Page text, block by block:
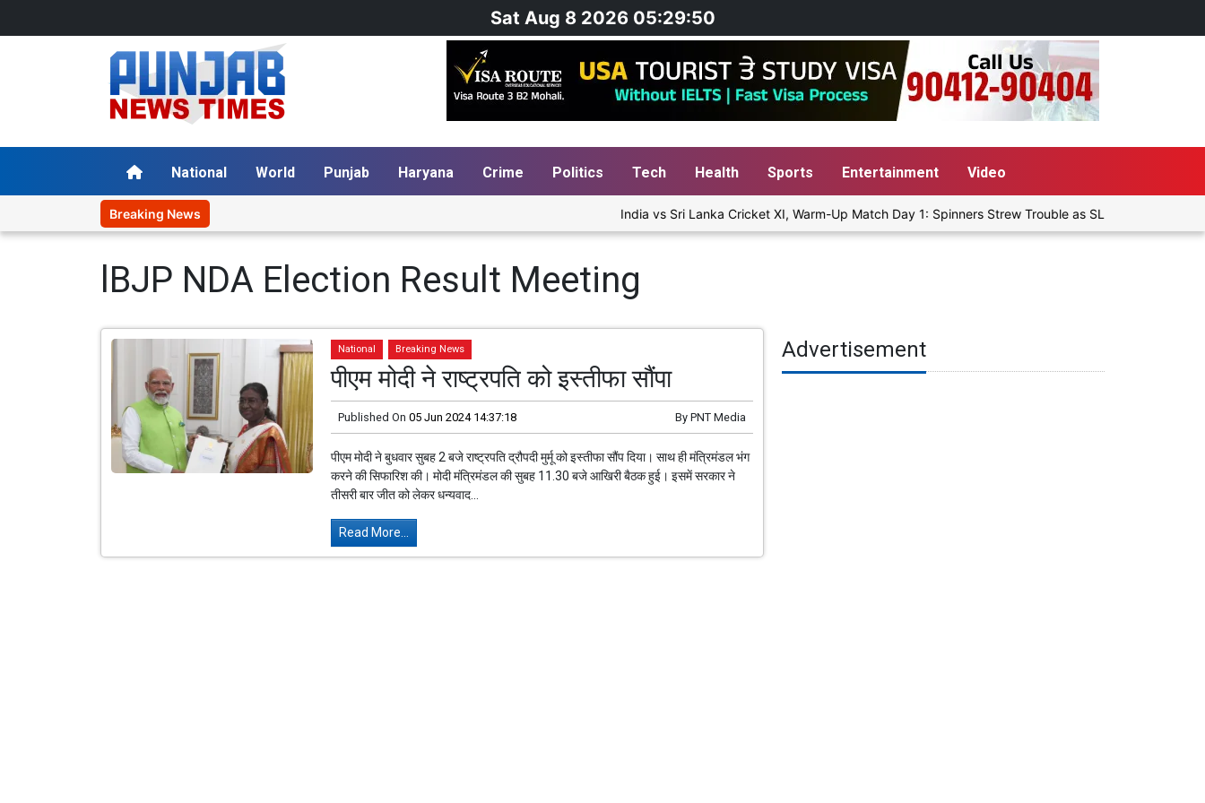
Sat Aug 8 2026 05:29:51
National World Punjab Haryana Crime Politics Tech Health Sports Entertainment Video
Breaking News India vs Sri Lanka Cricket XI, Warm-Up Match Day 1: Spinners Strew Trouble as SLC XI Reach 363/8
lBJP NDA Election Result Meeting
National Breaking News
पीएम मोदी ने राष्ट्रपति को इस्तीफा सौंपा
Published On 05 Jun 2024 14:37:18 By PNT Media
पीएम मोदी ने बुधवार सुबह 2 बजे राष्ट्रपति द्रौपदी मुर्मू को इस्तीफा सौंप दिया। साथ ही मंत्रिमंडल भंग
करने की सिफारिश की। मोदी मंत्रिमंडल की सुबह 11.30 बजे आखिरी बैठक हुई। इसमें सरकार ने
तीसरी बार जीत को लेकर धन्यवाद...
Read More...
Advertisement